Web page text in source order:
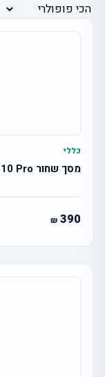
כללי
מסך שחור Huawei Mate 10 Pro ללא מסגרת
390